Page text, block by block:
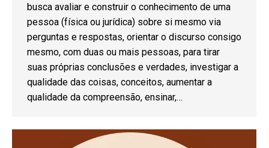
busca avaliar e construir o conhecimento de uma
pessoa (física ou jurídica) sobre si mesmo via
perguntas e respostas, orientar o discurso consigo
mesmo, com duas ou mais pessoas, para tirar
suas próprias conclusões e verdades, investigar a
qualidade das coisas, conceitos, aumentar a
qualidade da compreensão, ensinar,…